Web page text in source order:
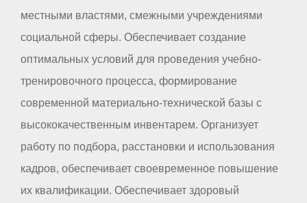
местными властями, смежными учреждениями
социальной сферы. Обеспечивает создание
оптимальных условий для проведения учебно-
тренировочного процесса, формирование
современной материально-технической базы с
высококачественным инвентарем. Организует
работу по подбора, расстановки и использования
кадров, обеспечивает своевременное повышение
их квалификации. Обеспечивает здоровый